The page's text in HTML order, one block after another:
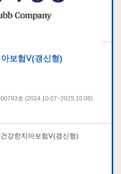
보험Ⅴ(갱신형)
호 (2024.10.07~2025.10.06)
강한치아보험Ⅴ(갱신형)